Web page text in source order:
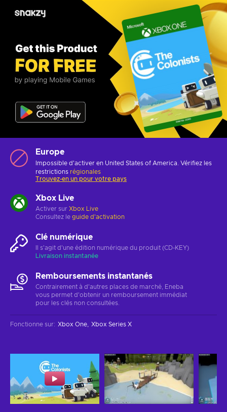
Europe
Impossible d'activer en United States of America. Vérifiez les
restrictions régionales
Trouvez-en un pour votre pays
Xbox Live
Activer sur Xbox Live
Consultez le guide d'activation
Clé numérique
Il s'agit d'une édition numérique du produit (CD-KEY)
Livraison instantanée
Remboursements instantanés
Contrairement à d'autres places de marché, Eneba
vous permet d'obtenir un remboursement immédiat
pour les clés non consultées.
Fonctionne sur: Xbox One Xbox Series X